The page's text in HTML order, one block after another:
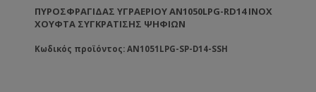
ΠΥΡΟΣΦΡΑΓΊΔΑΣ ΥΓΡΑΕΡΊΟΥ AN1050LPG-RD14 INOX
ΧΟΎΦΤΑ ΣΥΓΚΡΆΤΙΣΗΣ ΨΗΦΊΩΝ
Κωδικός προϊόντος: AN1051LPG-SP-D14-SSH